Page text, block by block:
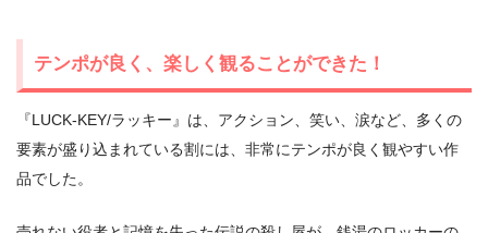
テンポが良く、楽しく観ることができた！
『LUCK-KEY/ラッキー』は、アクション、笑い、涙など、多くの
要素が盛り込まれている割には、非常にテンポが良く観やすい作
品でした。